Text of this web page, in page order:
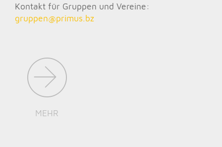
Kontakt für Gruppen und Vereine:
gruppen@primus.bz
MEHR